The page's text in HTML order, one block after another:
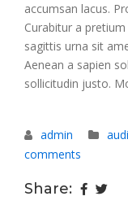
accumsan lacus.
Curabitur a
sagittis urna sit
Aenean a sapien
sollicitudin justo.
admin
comments
Share: